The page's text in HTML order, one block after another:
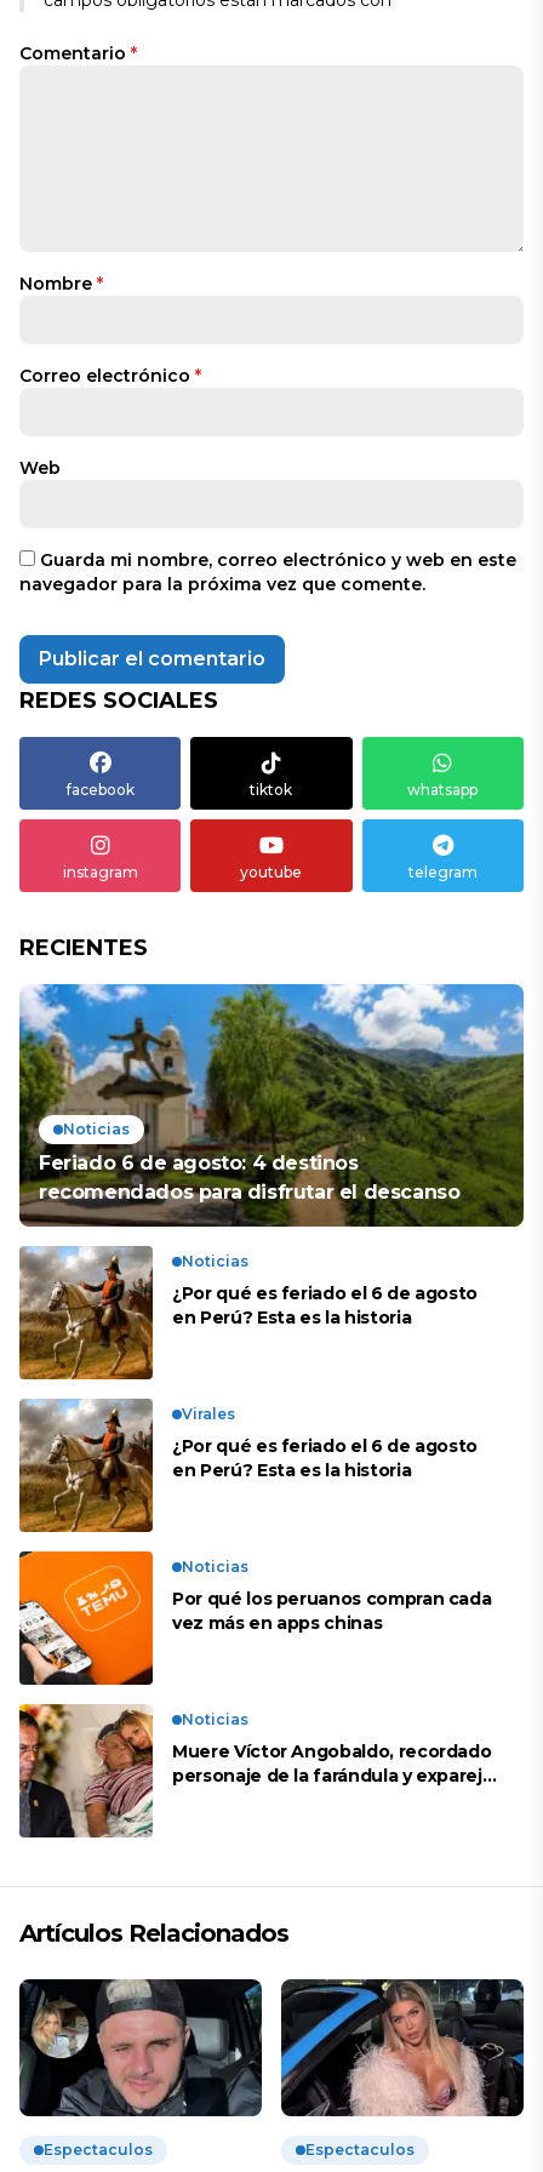
Comentario *
Nombre *
Correo electrónico *
Web
Guarda mi nombre, correo electrónico y web en este
navegador para la próxima vez que comente.
REDES SOCIALES
facebook tiktok whatsapp
instagram youtube telegram
RECIENTES
Noticias
Feriado 6 de agosto: 4 destinos
recomendados para disfrutar el descanso
Noticias
¿Por qué es feriado el 6 de agosto
en Perú? Esta es la historia
Virales
¿Por qué es feriado el 6 de agosto
en Perú? Esta es la historia
Noticias
Por qué los peruanos compran cada
vez más en apps chinas
Noticias
Muere Víctor Angobaldo, recordado
personaje de la farándula y expareja
Artículos Relacionados
Espectaculos Espectaculos